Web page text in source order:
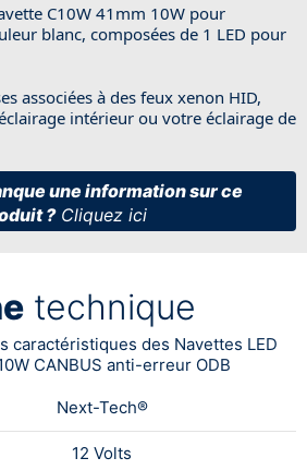
C10W 41mm 10W pour
blanc, composées de 1 LED pour
associées à des feux xenon HID,
intérieur ou votre éclairage de
une information sur ce
? Cliquez ici
technique
caractéristiques des Navettes LED
CANBUS anti-erreur ODB
Next-Tech®
12 Volts